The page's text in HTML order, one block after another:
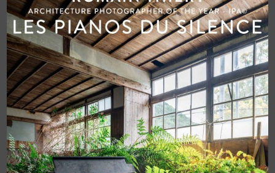
RECENT POSTS